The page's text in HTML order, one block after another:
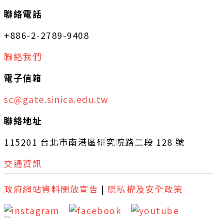
聯絡電話
+886-2-2789-9408
聯絡我們
電子信箱
sc@gate.sinica.edu.tw
聯絡地址
115201 台北市南港區研究院路二段 128 號
交通資訊
政府網站資料開放宣告 | 隱私權及安全政策